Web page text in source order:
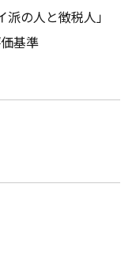
の人と徴税人」
基準